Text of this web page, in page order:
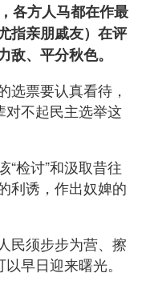
各方人马都在作最
指亲朋戚友）在评
、平分秋色。
选票要认真看待，
对不起民主选举这
“检讨”和汲取昔往
利诱，作出奴婢的
民须步步为营、擦
早日迎来曙光。